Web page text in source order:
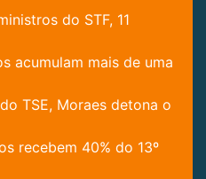
do STF, 11
acumulam mais de uma
TSE, Moraes detona o
recebem 40% do 13º